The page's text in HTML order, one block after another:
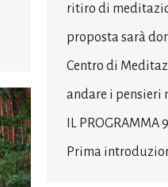
ritiro di
proposta sarà
Centro di
andare i pensieri
IL
Prima